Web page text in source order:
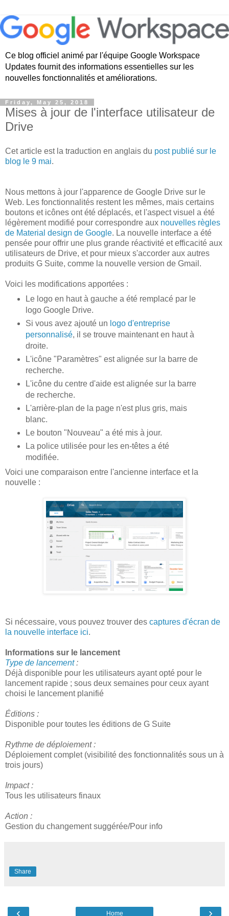
Ce blog officiel animé par l'équipe Google Workspace
Updates fournit des informations essentielles sur les
nouvelles fonctionnalités et améliorations.
Friday, May 25, 2018
Mises à jour de l'interface utilisateur de
Drive
Cet article est la traduction en anglais du post publié sur le
blog le 9 mai.
Nous mettons à jour l'apparence de Google Drive sur le
Web. Les fonctionnalités restent les mêmes, mais certains
boutons et icônes ont été déplacés, et l'aspect visuel a été
légèrement modifié pour correspondre aux nouvelles règles
de Material design de Google. La nouvelle interface a été
pensée pour offrir une plus grande réactivité et efficacité aux
utilisateurs de Drive, et pour mieux s'accorder aux autres
produits G Suite, comme la nouvelle version de Gmail.
Voici les modifications apportées :
Le logo en haut à gauche a été remplacé par le
logo Google Drive.
Si vous avez ajouté un logo d'entreprise
personnalisé, il se trouve maintenant en haut à
droite.
L'icône "Paramètres" est alignée sur la barre de
recherche.
L'icône du centre d'aide est alignée sur la barre
de recherche.
L'arrière-plan de la page n'est plus gris, mais
blanc.
Le bouton "Nouveau" a été mis à jour.
La police utilisée pour les en-têtes a été
modifiée.
Voici une comparaison entre l'ancienne interface et la
nouvelle :
Si nécessaire, vous pouvez trouver des captures d'écran de
la nouvelle interface ici.
Informations sur le lancement
Type de lancement:
Déjà disponible pour les utilisateurs ayant opté pour le
lancement rapide ; sous deux semaines pour ceux ayant
choisi le lancement planifié
Éditions :
Disponible pour toutes les éditions de G Suite
Rythme de déploiement :
Déploiement complet (visibilité des fonctionnalités sous un à
trois jours)
Impact :
Tous les utilisateurs finaux
Action :
Gestion du changement suggérée/Pour info
Share
‹ ›
Home